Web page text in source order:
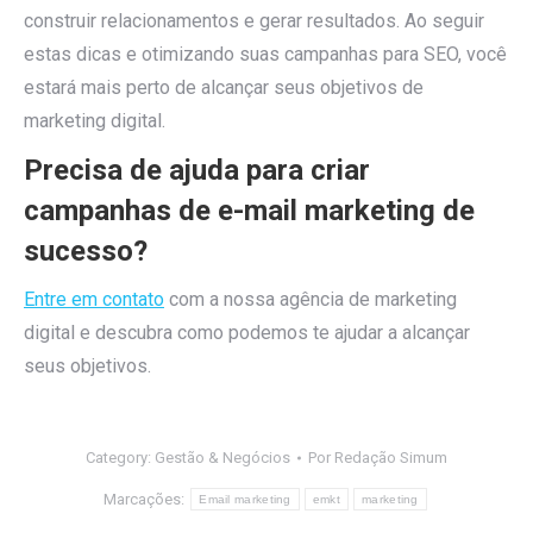
construir relacionamentos e gerar resultados. Ao seguir
estas dicas e otimizando suas campanhas para SEO, você
estará mais perto de alcançar seus objetivos de
marketing digital.
Precisa de ajuda para criar
campanhas de e-mail marketing de
sucesso?
Entre em contato com a nossa agência de marketing
digital e descubra como podemos te ajudar a alcançar
seus objetivos.
Category: Gestão & Negócios Por Redação Simum
Marcações: Email marketing emkt marketing